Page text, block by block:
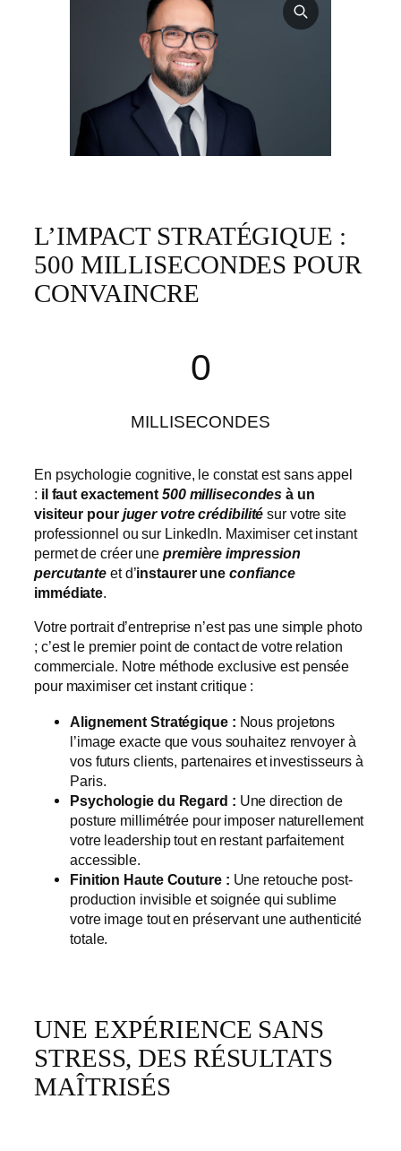
L’IMPACT STRATÉGIQUE :
500 MILLISECONDES POUR
CONVAINCRE
0500
MILLISECONDES
En psychologie cognitive, le constat est sans appel
: il faut exactement 500 millisecondes à un
visiteur pour juger votre crédibilité sur votre site
professionnel ou sur LinkedIn. Maximiser cet instant
permet de créer une première impression
percutante et d’instaurer uneconfiance
immédiate.
Votre portrait d’entreprise n’est pas une simple photo
; c’est le premier point de contact de votre relation
commerciale. Notre méthode exclusive est pensée
pour maximiser cet instant critique :
Alignement Stratégique : Nous projetons
l’image exacte que vous souhaitez renvoyer à
vos futurs clients, partenaires et investisseurs à
Paris.
Psychologie du Regard : Une direction de
posture millimétrée pour imposer naturellement
votre leadership tout en restant parfaitement
accessible.
Finition Haute Couture : Une retouche post-
production invisible et soignée qui sublime
votre image tout en préservant une authenticité
totale.
UNE EXPÉRIENCE SANS
STRESS, DES RÉSULTATS
MAÎTRISÉS